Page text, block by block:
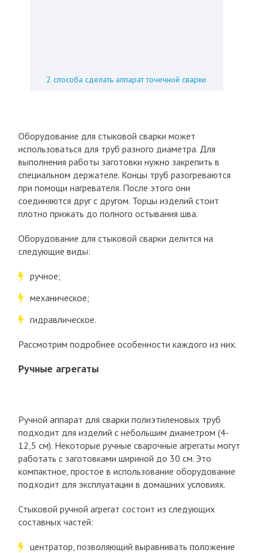
2 способа сделать аппарат точечной сварки
Оборудование для стыковой сварки может
использоваться для труб разного диаметра. Для
выполнения работы заготовки нужно закрепить в
специальном держателе. Концы труб разогреваются
при помощи нагревателя. После этого они
соединяются друг с другом. Торцы изделий стоит
плотно прижать до полного остывания шва.
Оборудование для стыковой сварки делится на
следующие виды:
ручное;
механическое;
гидравлическое.
Рассмотрим подробнее особенности каждого из них.
Ручные агрегаты
Ручной аппарат для сварки полиэтиленовых труб
подходит для изделий с небольшим диаметром (4-
12,5 см). Некоторые ручные сварочные агрегаты могут
работать с заготовками шириной до 30 см. Это
компактное, простое в использование оборудование
подходит для эксплуатации в домашних условиях.
Стыковой ручной агрегат состоит из следующих
составных частей:
центратор, позволяющий выравнивать положение